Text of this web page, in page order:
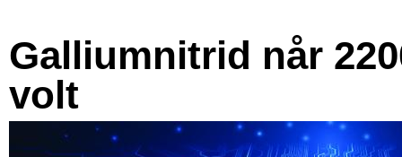
Galliumnitrid når
volt